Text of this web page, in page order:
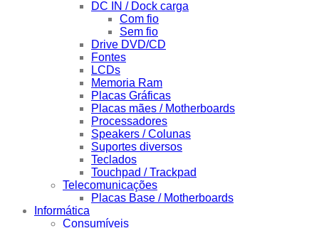
DC IN / Dock carga
Com fio
Sem fio
Drive DVD/CD
Fontes
LCDs
Memoria Ram
Placas Gráficas
Placas mães / Motherboards
Processadores
Speakers / Colunas
Suportes diversos
Teclados
Touchpad / Trackpad
Telecomunicações
Placas Base / Motherboards
Informática
Consumíveis